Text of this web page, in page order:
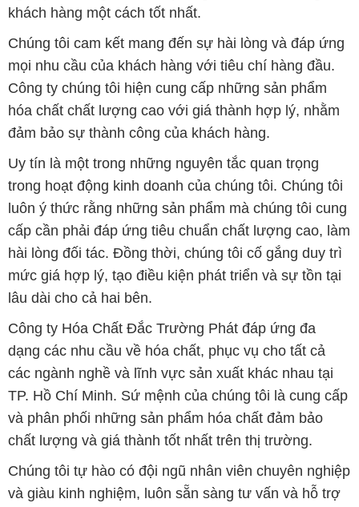
khách hàng một cách tốt nhất.
Chúng tôi cam kết mang đến sự hài lòng và đáp ứng
mọi nhu cầu của khách hàng với tiêu chí hàng đầu.
Công ty chúng tôi hiện cung cấp những sản phẩm
hóa chất chất lượng cao với giá thành hợp lý, nhằm
đảm bảo sự thành công của khách hàng.
Uy tín là một trong những nguyên tắc quan trọng
trong hoạt động kinh doanh của chúng tôi. Chúng tôi
luôn ý thức rằng những sản phẩm mà chúng tôi cung
cấp cần phải đáp ứng tiêu chuẩn chất lượng cao, làm
hài lòng đối tác. Đồng thời, chúng tôi cố gắng duy trì
mức giá hợp lý, tạo điều kiện phát triển và sự tồn tại
lâu dài cho cả hai bên.
Công ty Hóa Chất Đắc Trường Phát đáp ứng đa
dạng các nhu cầu về hóa chất, phục vụ cho tất cả
các ngành nghề và lĩnh vực sản xuất khác nhau tại
TP. Hồ Chí Minh. Sứ mệnh của chúng tôi là cung cấp
và phân phối những sản phẩm hóa chất đảm bảo
chất lượng và giá thành tốt nhất trên thị trường.
Chúng tôi tự hào có đội ngũ nhân viên chuyên nghiệp
và giàu kinh nghiệm, luôn sẵn sàng tư vấn và hỗ trợ